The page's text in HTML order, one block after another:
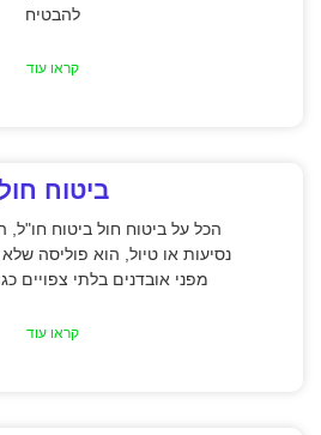
להבטיח
קראו עוד
ביטוח
הכל על ביטוח חול ביטוח חו"ל,
נסיעות או טיול, הוא פוליסה
מפני אובדנים בלתי צפויים
קראו עוד